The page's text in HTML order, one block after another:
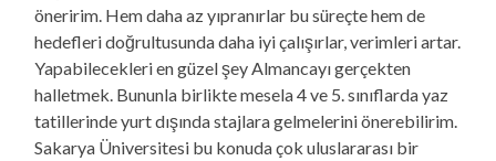
öneririm. Hem daha az yıpranırlar bu süreçte hem de
hedefleri doğrultusunda daha iyi çalışırlar, verimleri artar.
Yapabilecekleri en güzel şey Almancayı gerçekten
halletmek. Bununla birlikte mesela 4 ve 5. sınıflarda yaz
tatillerinde yurt dışında stajlara gelmelerini önerebilirim.
Sakarya Üniversitesi bu konuda çok uluslararası bir